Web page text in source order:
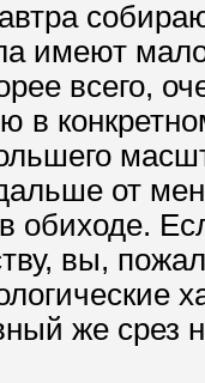
имеют
всего,
в
от
обиходе.
вы,
же срез